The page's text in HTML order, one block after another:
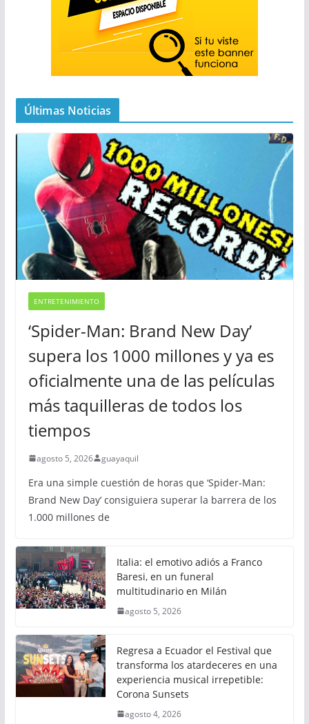
Últimas Noticias
ENTRETENIMIENTO
‘Spider-Man: Brand New Day’
supera los 1000 millones y ya es
oficialmente una de las películas
más taquilleras de todos los
tiempos
agosto 5, 2026 guayaquil
Era una simple cuestión de horas que ‘Spider-Man:
Brand New Day’ consiguiera superar la barrera de los
1.000 millones de
Italia: el emotivo adiós a Franco
Baresi, en un funeral
multitudinario en Milán
agosto 5, 2026
Regresa a Ecuador el Festival que
transforma los atardeceres en una
experiencia musical irrepetible:
Corona Sunsets
agosto 4, 2026